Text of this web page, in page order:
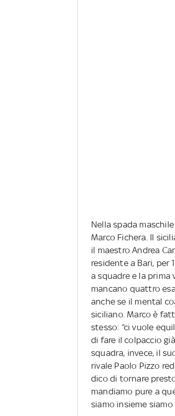
Nella spada
Marco Fichera. Il
il maestro Andrea
residente a Bari, per
a squadre e la prima
mancano quattro
anche se il mental
siciliano. Marco è
stesso: “ci vuole
di fare il colpaccio
squadra, invece, il
rivale Paolo Pizzo
dico di tornare
mandiamo pure a
siamo insieme